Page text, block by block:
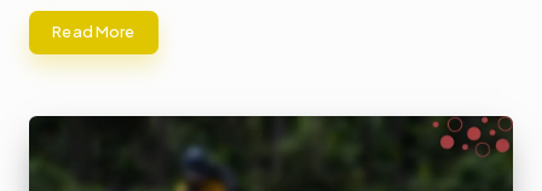
Read More